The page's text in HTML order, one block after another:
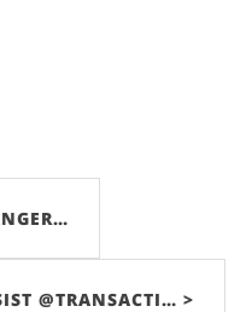
@TRANSACTI… >